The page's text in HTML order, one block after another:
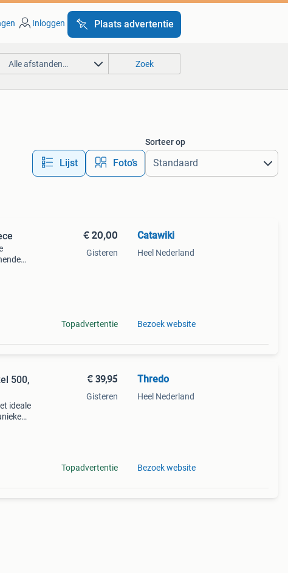
Inloggen Plaats advertentie
Alle afstanden… Zoek
Lijst Foto’s
Sorteer op
€ 20,00
Gisteren
Topadvertentie
Catawiki
Heel Nederland
Bezoek website
500,
ideale
€ 39,95
Gisteren
Topadvertentie
Thredo
Heel Nederland
Bezoek website